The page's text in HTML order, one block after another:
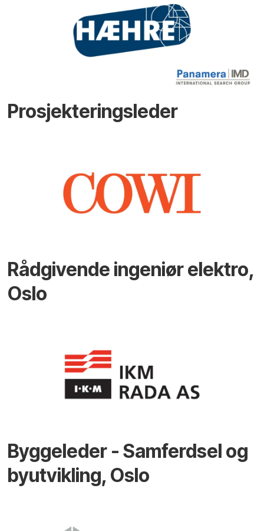
Prosjekteringsleder
Rådgivende ingeniør elektro,
Oslo
Byggeleder - Samferdsel og
byutvikling, Oslo